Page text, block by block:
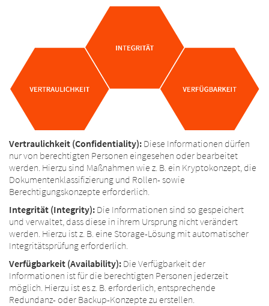
Vertraulichkeit (Confidentiality): Diese Informationen dürfen
nur von berechtigten Personen eingesehen oder bearbeitet
werden. Hierzu sind Maßnahmen wie z. B. ein Kryptokonzept, die
Dokumentenklassifizierung und Rollen- sowie
Berechtigungskonzepte erforderlich.
Integrität (Integrity): Die Informationen sind so gespeichert
und verwaltet, dass diese in ihrem Ursprung nicht verändert
werden. Hierzu ist z. B. eine Storage-Lösung mit automatischer
Integritätsprüfung erforderlich.
Verfügbarkeit (Availability): Die Verfügbarkeit der
Informationen ist für die berechtigten Personen jederzeit
möglich. Hierzu ist es z. B. erforderlich, entsprechende
Redundanz- oder Backup-Konzepte zu erstellen.